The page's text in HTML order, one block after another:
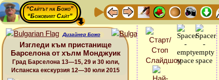
“Сайтът на Божо”
“Божовият Сайт”
Дизайнер Божо
Изгледи към пристанище
Барселона от хълм Монджуик
Град Барселона 13—15, 29 и 30 юли,
Испанска екскурзия 12—30 юли 2015